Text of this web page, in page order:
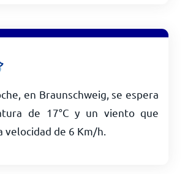
en Braunschweig, se espera
de 17°C y un viento que
velocidad de 6 Km/h